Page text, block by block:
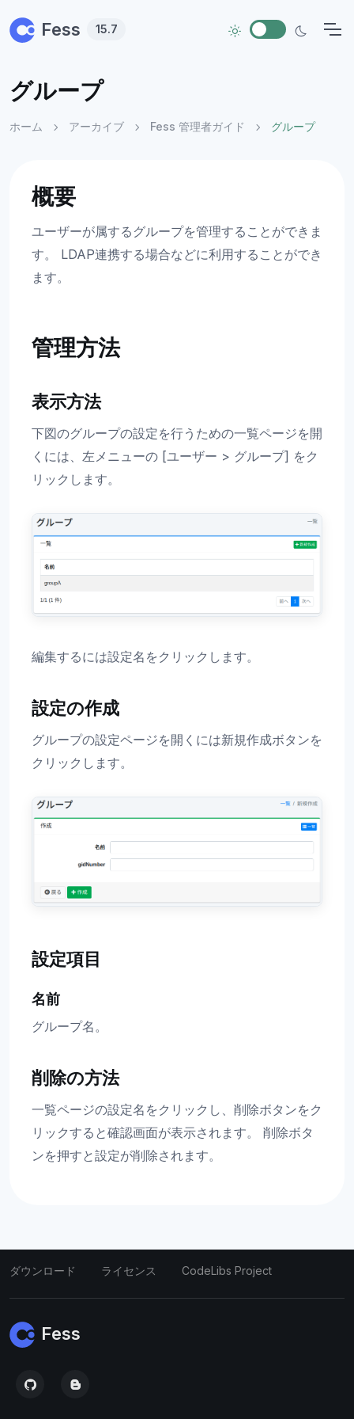
Fess 15.7
グループ
ホーム アーカイブ Fess 管理者ガイド グループ
概要
ユーザーが属するグループを管理することができま
す。 LDAP連携する場合などに利用することができ
ます。
管理方法
表示方法
下図のグループの設定を行うための一覧ページを開
くには、左メニューの [ユーザー > グループ] をク
リックします。
編集するには設定名をクリックします。
設定の作成
グループの設定ページを開くには新規作成ボタンを
クリックします。
設定項目
名前
グループ名。
削除の方法
一覧ページの設定名をクリックし、削除ボタンをク
リックすると確認画面が表示されます。 削除ボタ
ンを押すと設定が削除されます。
ダウンロード ライセンス CodeLibs Project
Fess